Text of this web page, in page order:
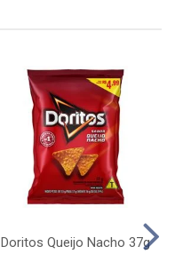
Doritos Queijo Nacho 37g